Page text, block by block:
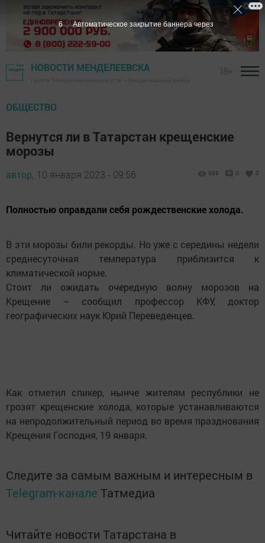
НОВОСТИ МЕНДЕЛЕЕВСКА
ОБЩЕСТВО
Вернутся ли в Татарстан крещенские
морозы
автор, 10 января 2023 - 09:56 989 0 0
Полностью оправдали себя рождественские холода.
В эти морозы били рекорды. Но уже с середины недели
среднесуточная температура приблизится к
климатической норме.
Стоит ли ожидать очередную волну морозов на
Крещение – сообщил профессор КФУ, доктор
географических наук Юрий Переведенцев.
Как отметил спикер, нынче жителям республики не
грозят крещенские холода, которые устанавливаются
на непродолжительный период во время празднования
Крещения Господня, 19 января.
Следите за самым важным и интересным в
Telegram-канале Татмедиа
Читайте новости Татарстана в
6 Автоматическое закрытие баннера через